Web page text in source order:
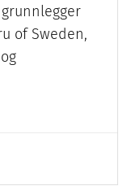
of Sweden,